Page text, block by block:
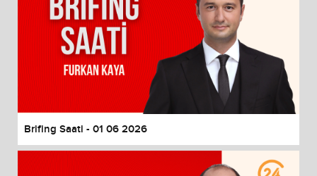
Brifing Saati - 01 06 2026